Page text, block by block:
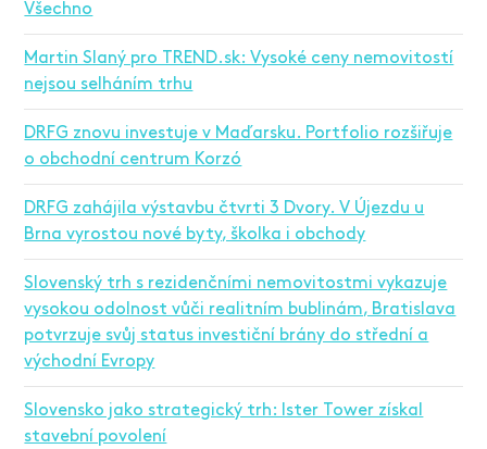
Všechno
Martin Slaný pro TREND.sk: Vysoké ceny nemovitostí
nejsou selháním trhu
DRFG znovu investuje v Maďarsku. Portfolio rozšiřuje
o obchodní centrum Korzó
DRFG zahájila výstavbu čtvrti 3 Dvory. V Újezdu u
Brna vyrostou nové byty, školka i obchody
Slovenský trh s rezidenčními nemovitostmi vykazuje
vysokou odolnost vůči realitním bublinám, Bratislava
potvrzuje svůj status investiční brány do střední a
východní Evropy
Slovensko jako strategický trh: Ister Tower získal
stavební povolení